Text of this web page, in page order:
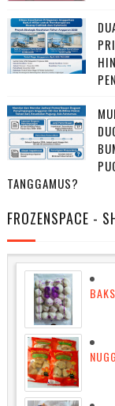
TANGGAMUS?
FROZENSPACE -